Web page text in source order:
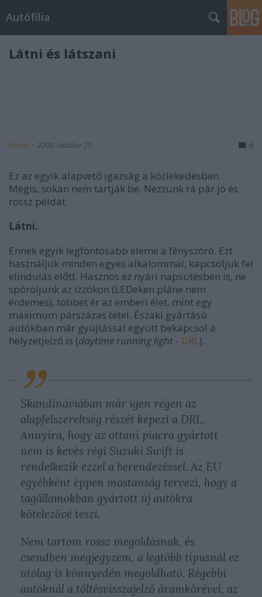
Autófília
Látni és látszani
Rocko- • 2008. október 29. 6
Ez az egyik alapvető igazság a közlekedésben.
Mégis, sokan nem tartják be. Nézzünk rá pár jó és
rossz példát.
Látni.
Ennek egyik legfontosabb eleme a fényszóró. Ezt
használjuk minden egyes alkalommal, kapcsoljuk fel
elindulás előtt. Hasznos ez nyári napsütésben is, ne
spóroljunk az izzókon (LEDeken pláne nem
érdemes), többet ér az emberi élet, mint egy
maximum párszázas tétel. Északi gyártású
autókban már gyújtással együtt bekapcsol a
helyzetjelző is (daytime running light - DRL).
Skandináviában már igen régen az
alapfelszereltség részét képezi a DRL.
Annyira, hogy az ottani piacra gyártott
nem is kevés régi Suzuki Swift is
rendelkezik ezzel a berendezéssel. Az EU
egyébként éppen mostanság tervezi, hogy a
tagállamokban gyártott új autókra
kötelezővé teszi.
Nem tartom rossz megoldásnak, és
csendben megjegyzem, a legtöbb típusnál ez
utólag is könnyedén megoldható. Régebbi
autóknál a töltésvisszajelző áramkörével, az